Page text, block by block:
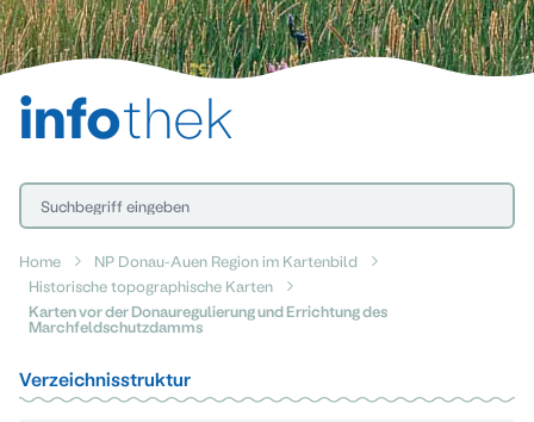
infothek
Home
NP Donau-Auen Region im Kartenbild
Historische topographische Karten
Karten vor der Donauregulierung und Errichtung des
Marchfeldschutzdamms
Verzeichnisstruktur